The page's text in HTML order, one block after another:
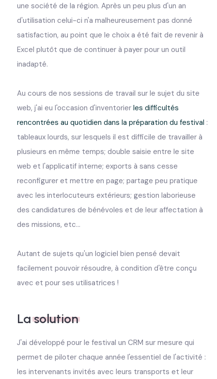
une société de la région. Après un peu plus d'un an
d'utilisation celui-ci n'a malheureusement pas donné
satisfaction, au point que le choix a été fait de revenir à
Excel plutôt que de continuer à payer pour un outil
inadapté.
Au cours de nos sessions de travail sur le sujet du site
web, j'ai eu l'occasion d'inventorier les difficultés
rencontrées au quotidien dans la préparation du festival :
tableaux lourds, sur lesquels il est difficile de travailler à
plusieurs en même temps; double saisie entre le site
web et l'applicatif interne; exports à sans cesse
reconfigurer et mettre en page; partage peu pratique
avec les interlocuteurs extérieurs; gestion laborieuse
des candidatures de bénévoles et de leur affectation à
des missions, etc...
Autant de sujets qu'un logiciel bien pensé devait
facilement pouvoir résoudre, à condition d'être conçu
avec et pour ses utilisatrices !
Lasolution
J'ai développé pour le festival un CRM sur mesure qui
permet de piloter chaque année l'essentiel de l'activité :
les intervenants invités avec leurs transports et leur